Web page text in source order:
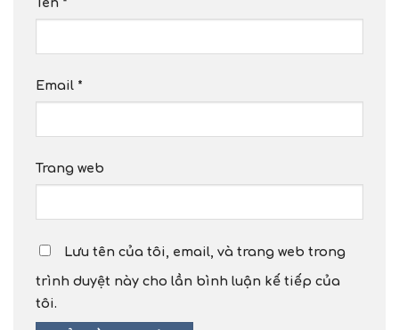
Email *
Trang web
Lưu tên của tôi, email, và trang web trong
trình duyệt này cho lần bình luận kế tiếp của
tôi.